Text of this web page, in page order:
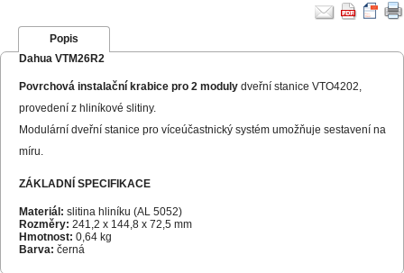
Popis
Dahua VTM26R2
Povrchová instalační krabice pro 2 moduly dveřní stanice VTO4202,
provedení z hliníkové slitiny.
Modulární dveřní stanice pro víceúčastnický systém umožňuje sestavení na
míru.
ZÁKLADNÍ SPECIFIKACE
Materiál: slitina hliníku (AL 5052)
Rozměry: 241,2 x 144,8 x 72,5 mm
Hmotnost: 0,64 kg
Barva: černá